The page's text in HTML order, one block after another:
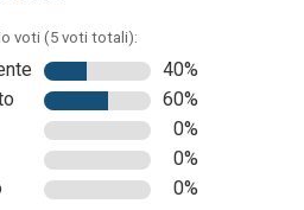
con gli studenti.
voti (5 voti totali):
40%
60%
0%
0%
0%